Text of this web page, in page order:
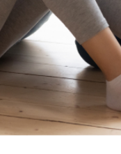
entreprises et artisans.